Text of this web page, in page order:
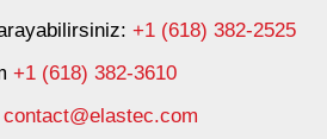
+1 (618) 382-2525
+1 (618) 382-3610
contact@elastec.com